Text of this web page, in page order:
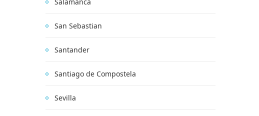
San Sebastian
Santander
Santiago de Compostela
Sevilla